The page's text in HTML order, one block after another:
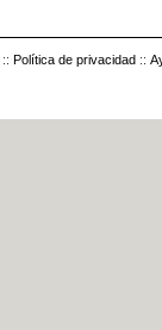
:: Política de privacidad ::